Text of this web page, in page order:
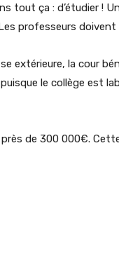
tout ça : d’étudier !
professeurs
extérieure, la cour
le collège est
de 300 000€.